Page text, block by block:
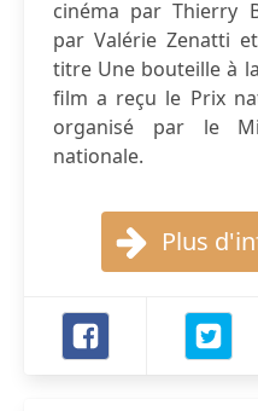
cinéma par Thierry
par Valérie Zenatti
titre Une bouteille à
film a reçu le Prix
organisé par le
nationale.
Plus